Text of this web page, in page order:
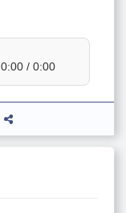
0:00 / 0:00